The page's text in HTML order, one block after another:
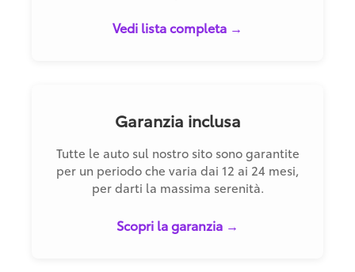
Vedi lista completa →
Garanzia inclusa
Tutte le auto sul nostro sito sono garantite
per un periodo che varia dai 12 ai 24 mesi,
per darti la massima serenità.
Scopri la garanzia →